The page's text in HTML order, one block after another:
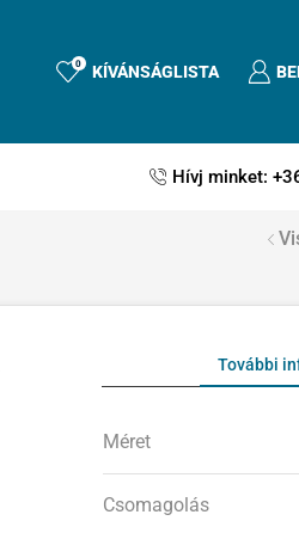
0 KÍVÁNSÁGLISTA
Hívj minket:
További
Méret
Csomagolás